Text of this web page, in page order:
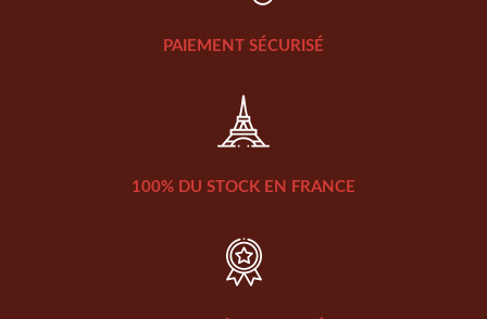
PAIEMENT SÉCURISÉ
100% DU STOCK EN FRANCE